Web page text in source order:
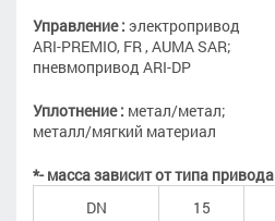
Управление : электропривод
ARI-PREMIO, FR , AUMA SAR;
пневмопривод ARI-DP
Уплотнение : метал/метал;
металл/мягкий материал
*- масса зависит от типа привода
DN
15